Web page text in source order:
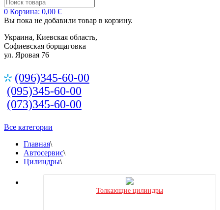
0 Корзина: 0,00 €
Вы пока не добавили товар в корзину.
Украина, Киевская область,
Софиевская борщаговка
ул. Яровая 76
(096)345-60-00
(095)345-60-00
(073)345-60-00
Все категории
Главная\
Автосервис\
Цилиндры\
Толкающие цилиндры